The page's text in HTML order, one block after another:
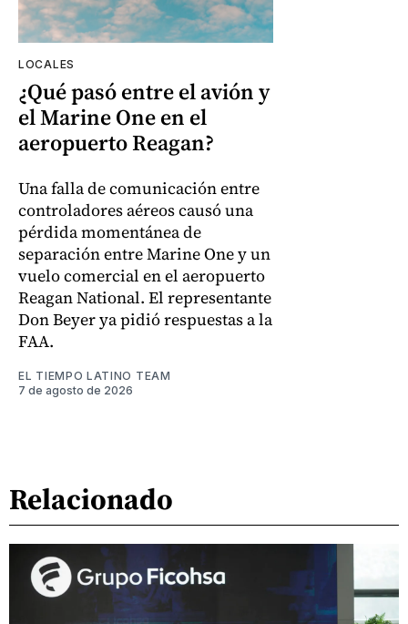
LOCALES
¿Qué pasó entre el avión y
el Marine One en el
aeropuerto Reagan?
Una falla de comunicación entre
controladores aéreos causó una
pérdida momentánea de
separación entre Marine One y un
vuelo comercial en el aeropuerto
Reagan National. El representante
Don Beyer ya pidió respuestas a la
FAA.
EL TIEMPO LATINO TEAM
7 de agosto de 2026
Relacionado